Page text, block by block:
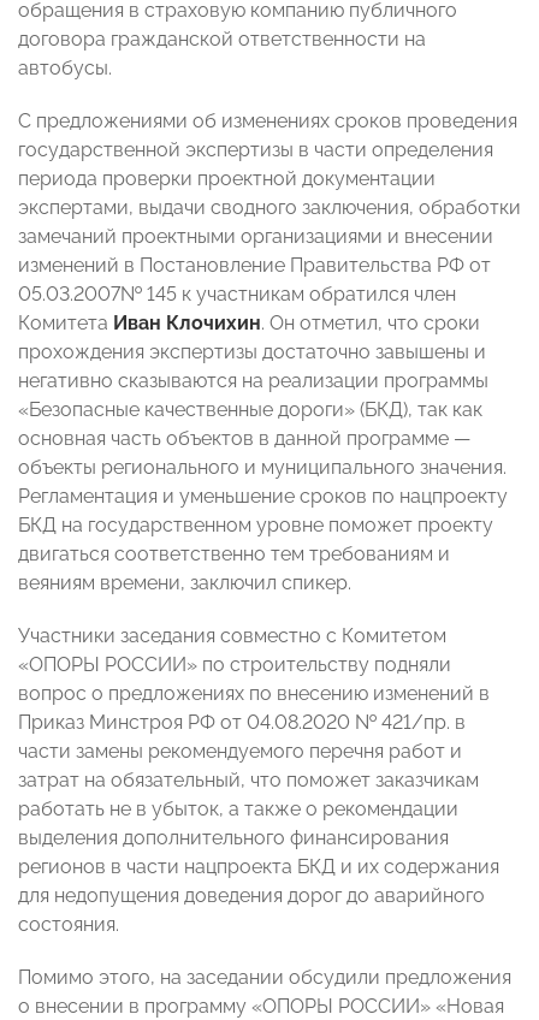
обращения в страховую компанию публичного
договора гражданской ответственности на
автобусы.
С предложениями об изменениях сроков проведения
государственной экспертизы в части определения
периода проверки проектной документации
экспертами, выдачи сводного заключения, обработки
замечаний проектными организациями и внесении
изменений в Постановление Правительства РФ от
05.03.2007№ 145 к участникам обратился член
Комитета Иван Клочихин. Он отметил, что сроки
прохождения экспертизы достаточно завышены и
негативно сказываются на реализации программы
«Безопасные качественные дороги» (БКД), так как
основная часть объектов в данной программе —
объекты регионального и муниципального значения.
Регламентация и уменьшение сроков по нацпроекту
БКД на государственном уровне поможет проекту
двигаться соответственно тем требованиям и
веяниям времени, заключил спикер.
Участники заседания совместно с Комитетом
«ОПОРЫ РОССИИ» по строительству подняли
вопрос о предложениях по внесению изменений в
Приказ Минстроя РФ от 04.08.2020 № 421/пр. в
части замены рекомендуемого перечня работ и
затрат на обязательный, что поможет заказчикам
работать не в убыток, а также о рекомендации
выделения дополнительного финансирования
регионов в части нацпроекта БКД и их содержания
для недопущения доведения дорог до аварийного
состояния.
Помимо этого, на заседании обсудили предложения
о внесении в программу «ОПОРЫ РОССИИ» «Новая